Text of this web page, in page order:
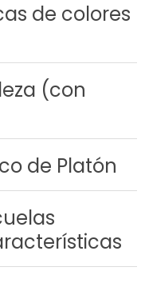
de colores
(con
de Platón